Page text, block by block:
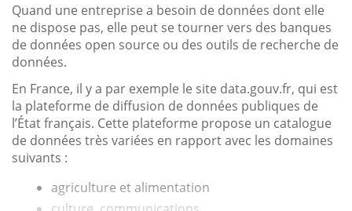
Quand une entreprise a besoin de données dont elle
ne dispose pas, elle peut se tourner vers des banques
de données open source ou des outils de recherche de
données.
En France, il y a par exemple le site data.gouv.fr, qui est
la plateforme de diffusion de données publiques de
l’État français. Cette plateforme propose un catalogue
de données très variées en rapport avec les domaines
suivants :
agriculture et alimentation